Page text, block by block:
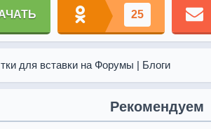
25
для вставки на Форумы | Блоги
Рекомендуем